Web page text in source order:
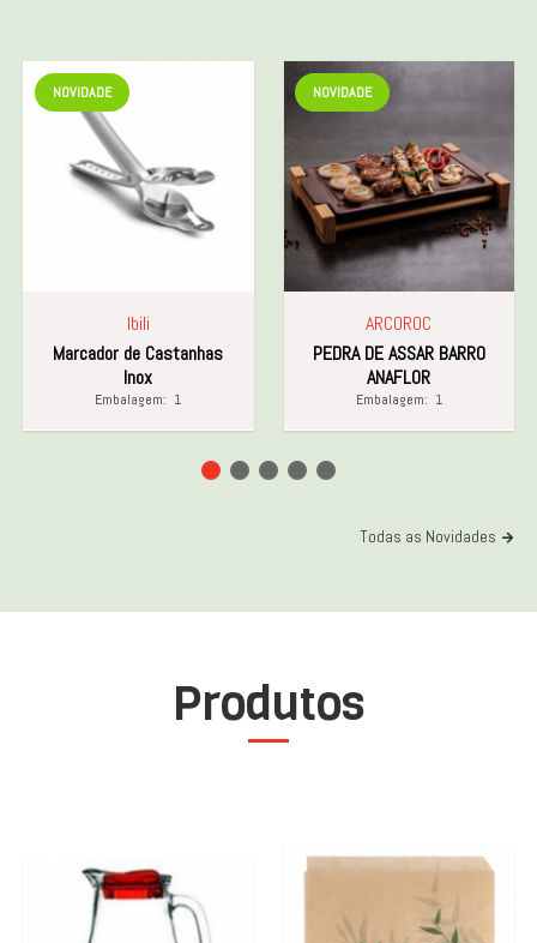
NOVIDADE
Ibili
Marcador de Castanhas
Inox
Embalagem: 1
NOVIDADE
ARCOROC
PEDRA DE ASSAR BARRO
ANAFLOR
Embalagem: 1
Todas as Novidades
Produtos